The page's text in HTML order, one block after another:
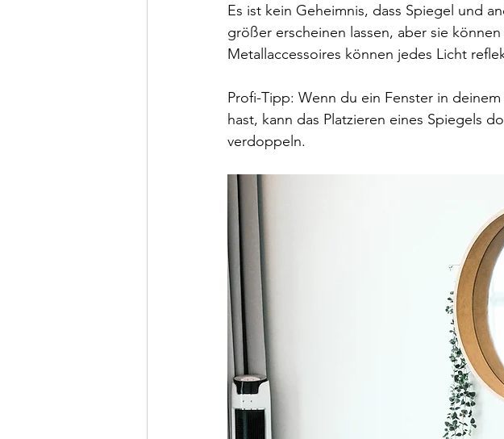
Es ist kein Geheimnis, dass Spiegel und
größer erscheinen lassen, aber sie
Metallaccessoires können jedes Licht
Profi-Tipp: Wenn du ein Fenster in
hast, kann das Platzieren eines Spiegels
verdoppeln.